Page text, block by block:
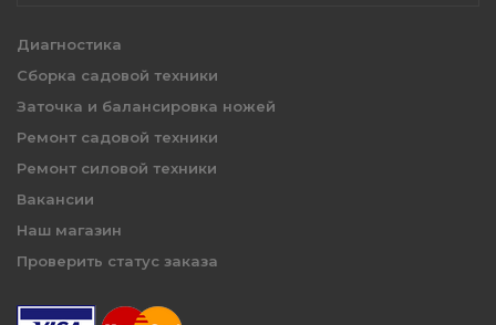
Диагностика
Сборка садовой техники
Заточка и балансировка ножей
Ремонт садовой техники
Ремонт силовой техники
Вакансии
Наш магазин
Проверить статус заказа